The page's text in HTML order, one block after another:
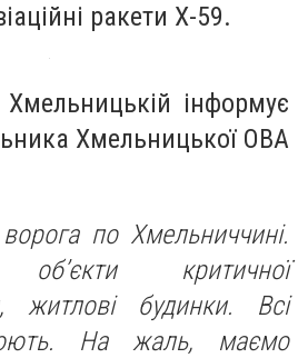
ракети Х-59.
інформує
Хмельницької ОВА
по Хмельниччині.
критичної
житлові будинки. Всі
На жаль, маємо